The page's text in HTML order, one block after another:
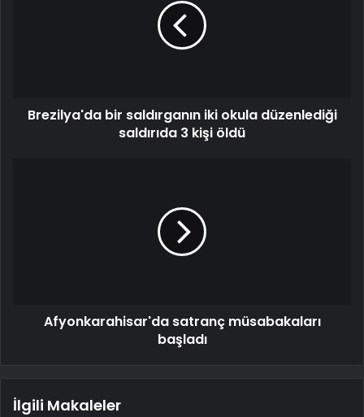
Brezilya'da bir saldırganın iki okula düzenlediği
saldırıda 3 kişi öldü
Afyonkarahisar'da satranç müsabakaları
başladı
İlgili Makaleler